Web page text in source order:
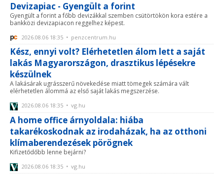
Devizapiac - Gyengült a forint
Gyengült a forint a főbb devizákkal szemben csütörtökön kora estére a
bankközi devizapiacon reggelhez képest.
2026.08.06 18:35 • penzcentrum.hu
Kész, ennyi volt? Elérhetetlen álom lett a saját
lakás Magyarországon, drasztikus lépésekre
készülnek
A lakásárak ugrásszerű növekedése miatt tömegek számára vált
elérhetetlen álommá az első saját lakás megszerzése.
2026.08.06 18:35 • vg.hu
A home office árnyoldala: hiába
takarékoskodnak az irodaházak, ha az otthoni
klímaberendezések pörögnek
Kifizetődőbb lenne bejárni?
2026.08.06 18:35 • vg.hu